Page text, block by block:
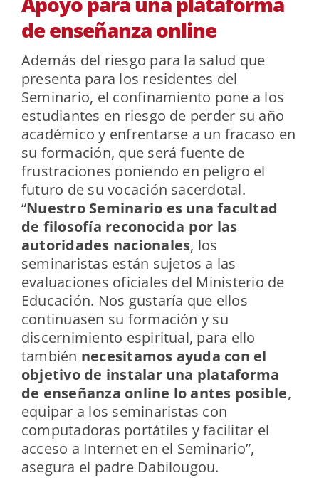
de enseñanza online
Además del riesgo para la salud que
presenta para los residentes del
Seminario, el confinamiento pone a los
estudiantes en riesgo de perder su año
académico y enfrentarse a un fracaso en
su formación, que será fuente de
frustraciones poniendo en peligro el
futuro de su vocación sacerdotal.
“Nuestro Seminario es una facultad
de filosofía reconocida por las
autoridades nacionales, los
seminaristas están sujetos a las
evaluaciones oficiales del Ministerio de
Educación. Nos gustaría que ellos
continuasen su formación y su
discernimiento espiritual, para ello
también necesitamos ayuda con el
objetivo de instalar una plataforma
de enseñanza online lo antes posible,
equipar a los seminaristas con
computadoras portátiles y facilitar el
acceso a Internet en el Seminario”,
asegura el padre Dabilougou.